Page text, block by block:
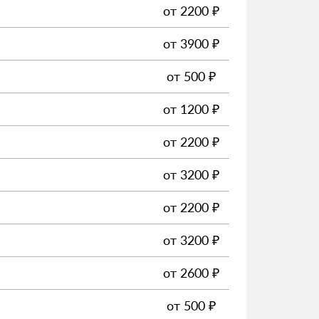
от 2200 ₽
от 3900 ₽
от 500 ₽
от 1200 ₽
от 2200 ₽
от 3200 ₽
от 2200 ₽
от 3200 ₽
от 2600 ₽
от 500 ₽